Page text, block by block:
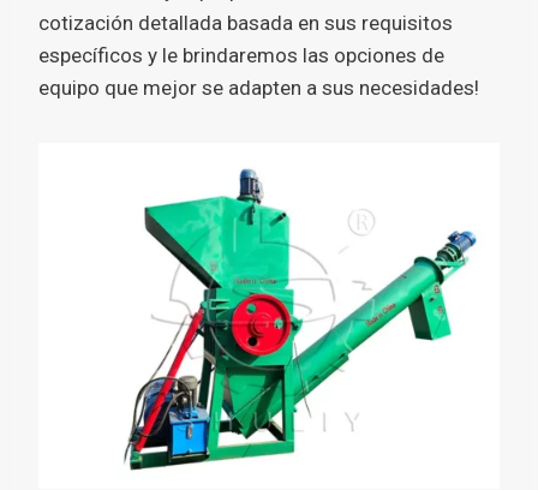
cotización detallada basada en sus requisitos
específicos y le brindaremos las opciones de
equipo que mejor se adapten a sus necesidades!